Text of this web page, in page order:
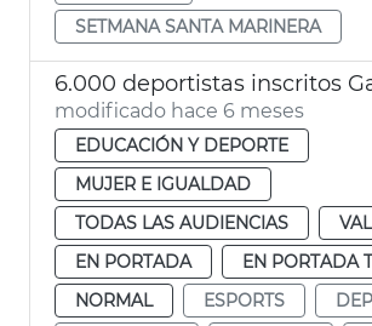
SETMANA SANTA MARINERA
modificado hace 6 meses
EDUCACIÓN Y DEPORTE
MUJER E IGUALDAD
TODAS LAS AUDIENCIAS
EN PORTADA
EN PORTADA
NORMAL
ESPORTS